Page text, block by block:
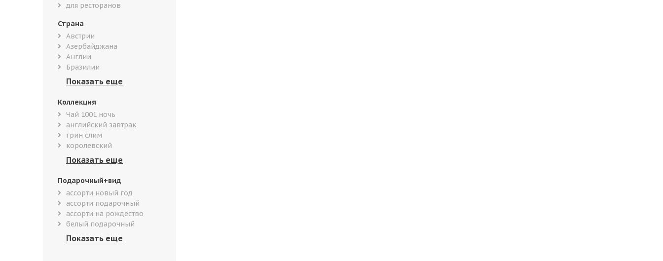
для ресторанов
Страна
Австрии
Азербайджана
Англии
Бразилии
Коллекция
Чай 1001 ночь
английский завтрак
грин слим
королевский
Подарочный+вид
ассорти новый год
ассорти подарочный
ассорти на рождество
белый подарочный